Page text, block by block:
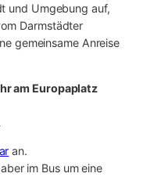
und Umgebung auf,
Darmstädter
gemeinsame Anreise
am Europaplatz
an.
im Bus um eine